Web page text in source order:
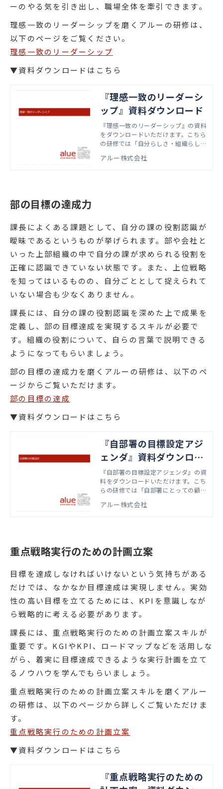
ーのやる気を引き出し、職場全体を牽引できます。
理感一致のリーダーシップを磨くアルーの研修は、
以下のページをご覧ください。
理感一致のリーダーシップ
▼資料ダウンロードはこちら
『理感一致のリーダーシ
ップ』資料ダウンロード
『理感一致のリーダーシップ』の資料
をダウンロードいただけます。こちら
の研修では「自分らしさ・組織らし
応えるためのあり方を磨くための方法
アルー株式会社
部の目標の達成力
課長によくある課題として、自分の課の役割認識が
曖昧であるというものが挙げられます。部や会社と
いった上部組織の中で自分の課が求められる役割を
正確に認識できていない状態です。また、上位戦略
を知ってはいるものの、自分ごととして捉えられて
いない場合も少なくありません。
課長には、自分の課の役割認識を深めた上で成果を
定義し、部の目標達成を実現するスキルが必要で
す。組織の役割について、自らの言葉で説明できる
ようになってもらいましょう。
部の目標の達成力を磨くアルーの研修は、以下のペ
ージからご覧いただけます。
部の目標の達成
▼資料ダウンロードはこちら
『自部署の目標設定アジ
ェンダ』資料ダウンロー
ド
『自部署の目標設定アジェンダ』の資
料をダウンロードいただけます。こち
らの研修では「自部署にとっての顧
し、目標を設定していく必要性を学び
アルー株式会社
重点戦略実行のための計画立案
目標を達成しなければいけないという気持ちがある
だけでは、なかなか目標達成は実現しません。実効
性の高い目標を立てるためには、KPIを意識しなが
ら戦略的に考える必要があります。
課長には、重点戦略実行のための計画立案スキルが
重要です。KGIやKPI、ロードマップなどを活用しな
がら、着実に目標達成できるような実行計画を立て
るノウハウを学んでもらいましょう。
重点戦略実行のための計画立案スキルを磨くアルー
の研修は、以下のページから詳しくご覧いただけま
す。
重点戦略実行のための計画立案
▼資料ダウンロードはこちら
『重点戦略実行のための